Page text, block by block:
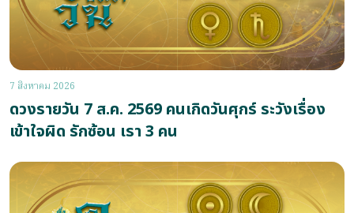
7 สิงหาคม 2026
ดวงรายวัน 7 ส.ค. 2569 คนเกิดวันศุกร์ ระวังเรื่อง
เข้าใจผิด รักซ้อน เรา 3 คน